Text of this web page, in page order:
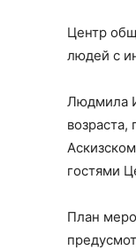
Центр
людей с
Людмила
гостями
План